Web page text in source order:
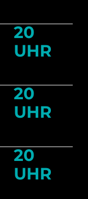
20
UHR
20
UHR
20
UHR